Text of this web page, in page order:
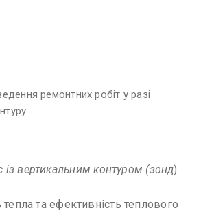
ремонтних робіт у разі
із вертикальним контуром (зонд)
тепла та ефективність теплового